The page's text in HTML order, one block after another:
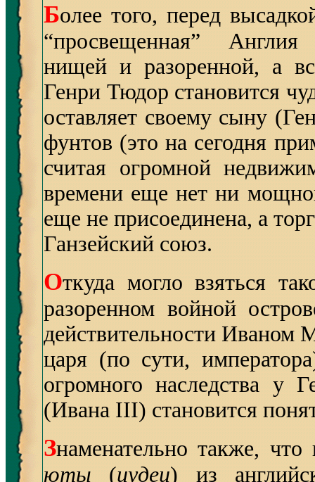
Более того, перед
“просвещенная” Англия
нищей и разоренной, а
Генри Тюдор становится
оставляет своему сыну
фунтов (это на сегодня
считая огромной
времени еще нет ни
еще не присоединена, а
Ганзейский союз.
Откуда могло взяться
разоренном войной
действительности Иваном
царя (по сути,
огромного наследства у
(Ивана III) становится
Знаменательно также, что
юты
(иудеи) из